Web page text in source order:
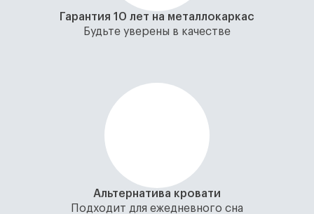
Гарантия 10 лет на металлокаркас
Будьте уверены в качестве
Альтернатива кровати
Подходит для ежедневного сна